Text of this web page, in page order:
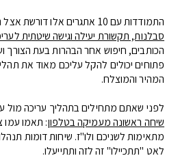
התמודדות עם 10 אתגרים אלו דורשת אצל העורך שילוב של
סבלנות, תקשורת יעילה וגישה שיטתית
הכותבים, חיפוש אחר הבהרות בעת הצורך
פתוחים יכולים להקל עליכם מאוד את
המהיר והמוצלח.
לפני שאתם מתחילים בתהליך עריכה מול
שיחה ראשונה מעמיקה בטלפון: תאמו עמו
מתאימות לשניכם ולו"ז. שיחות דומות
לאט "תתכיילו" זה לזה ותתייעלו.